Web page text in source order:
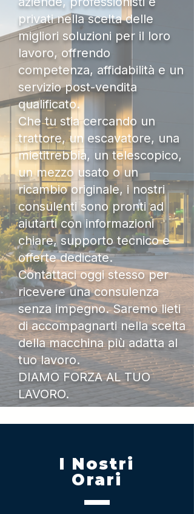
privati nella scelta delle
migliori soluzioni per il loro
lavoro, offrendo
competenza, affidabilità e un
servizio post-vendita
qualificato.
Che tu stia cercando un
trattore, un escavatore, una
mietitrebbia, un telescopico,
un mezzo usato o un
ricambio originale, i nostri
consulenti sono pronti ad
aiutarti con informazioni
chiare, supporto tecnico e
offerte dedicate.
Contattaci oggi stesso per
ricevere una consulenza
senza impegno. Saremo lieti
di accompagnarti nella scelta
della macchina più adatta al
tuo lavoro.
DIAMO FORZA AL TUO
LAVORO.
I Nostri
Orari